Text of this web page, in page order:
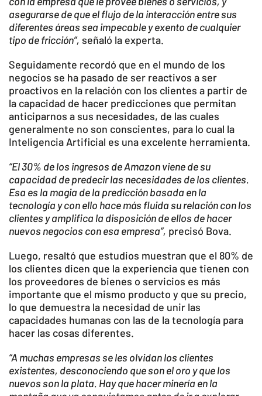
asegurarse de que el flujo de la interacción entre sus
diferentes áreas sea impecable y exento de cualquier
tipo de fricción”, señaló la experta.
Seguidamente recordó que en el mundo de los
negocios se ha pasado de ser reactivos a ser
proactivos en la relación con los clientes a partir de
la capacidad de hacer predicciones que permitan
anticiparnos a sus necesidades, de las cuales
generalmente no son conscientes, para lo cual la
Inteligencia Artificial es una excelente herramienta.
“El 30% de los ingresos de Amazon viene de su
capacidad de predecir las necesidades de los clientes.
Esa es la magia de la predicción basada en la
tecnología y con ello hace más fluida su relación con los
clientes y amplifica la disposición de ellos de hacer
nuevos negocios con esa empresa”, precisó Bova.
Luego, resaltó que estudios muestran que el 80% de
los clientes dicen que la experiencia que tienen con
los proveedores de bienes o servicios es más
importante que el mismo producto y que su precio,
lo que demuestra la necesidad de unir las
capacidades humanas con las de la tecnología para
hacer las cosas diferentes.
“A muchas empresas se les olvidan los clientes
existentes, desconociendo que son el oro y que los
nuevos son la plata. Hay que hacer minería en la